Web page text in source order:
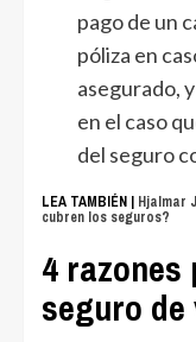
pago de un
póliza en
asegurado,
en el caso
del seguro
LEA TAMBIÉN | Hjalmar
cubren los seguros?
4
seguro de